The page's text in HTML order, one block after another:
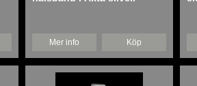
Mer info Köp